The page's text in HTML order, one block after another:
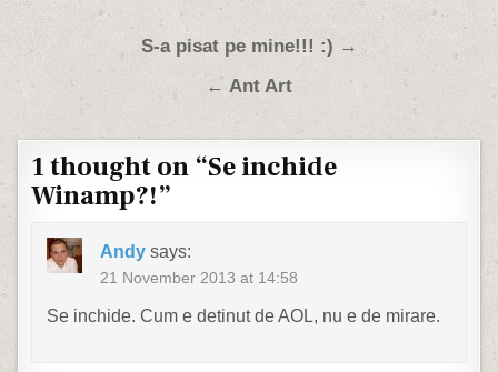
Post navigationS-a pisat pe mine!!! :) →
← Ant Art
1 thought on “Se inchide
Winamp?!”
Andy says:
21 November 2013 at 14:58
Se inchide. Cum e detinut de AOL, nu e de mirare.